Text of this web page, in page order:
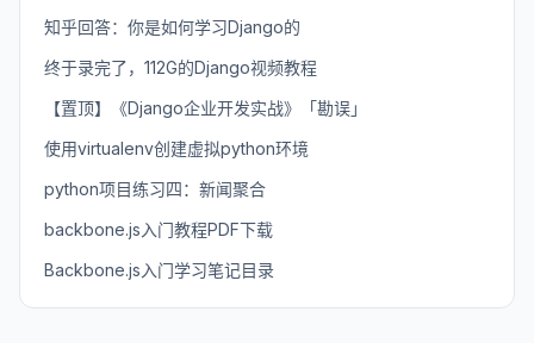
知乎回答：你是如何学习Django的
终于录完了，112G的Django视频教程
【置顶】《Django企业开发实战》「勘误」
使用virtualenv创建虚拟python环境
python项目练习四：新闻聚合
backbone.js入门教程PDF下载
Backbone.js入门学习笔记目录